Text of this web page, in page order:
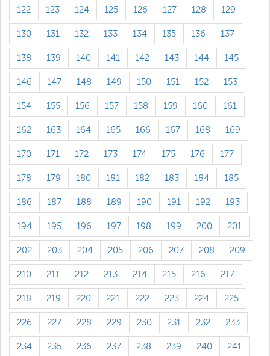
122 123 124 125 126 127 128 129
130 131 132 133 134 135 136 137
138 139 140 141 142 143 144 145
146 147 148 149 150 151 152 153
154 155 156 157 158 159 160 161
162 163 164 165 166 167 168 169
170 171 172 173 174 175 176 177
178 179 180 181 182 183 184 185
186 187 188 189 190 191 192 193
194 195 196 197 198 199 200 201
202 203 204 205 206 207 208 209
210 211 212 213 214 215 216 217
218 219 220 221 222 223 224 225
226 227 228 229 230 231 232 233
234 235 236 237 238 239 240 241